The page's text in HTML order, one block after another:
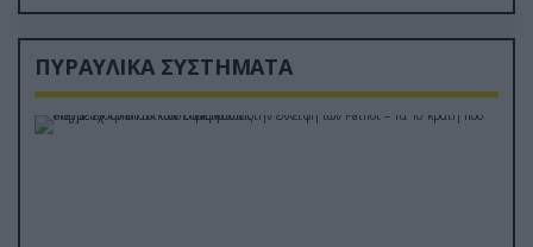
ΠΥΡΑΥΛΙΚΑ ΣΥΣΤΗΜΑΤΑ